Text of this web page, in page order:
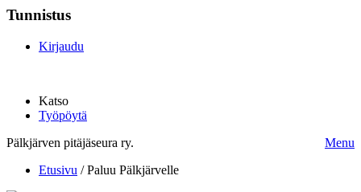
Tunnistus
Kirjaudu
Katso
Työpöytä
Pälkjärven pitäjäseura ry.
Menu
Etusivu /Paluu Pälkjärvelle